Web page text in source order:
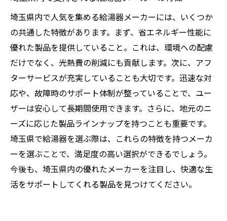
埼玉県内で人気を集める給湯器メーカーには、いくつか
の共通した特徴があります。まず、省エネルギー性能に
優れた製品を提供していること。これは、環境への配慮
だけでなく、光熱費の削減にも貢献します。次に、アフ
ターサービスが充実していることも大切です。迅速な対
応や、故障時のサポート体制が整っていることで、ユー
ザーは安心して長期間使用できます。さらに、地元のニ
ーズに応じた製品ラインナップを持つことも重要です。
埼玉県で給湯器を選ぶ際は、これらの特徴を持つメーカ
ーを選ぶことで、満足度の高い選択ができるでしょう。
今後も、埼玉県内の優れたメーカーを注目し、快適な生
活をサポートしてくれる製品を見つけてください。